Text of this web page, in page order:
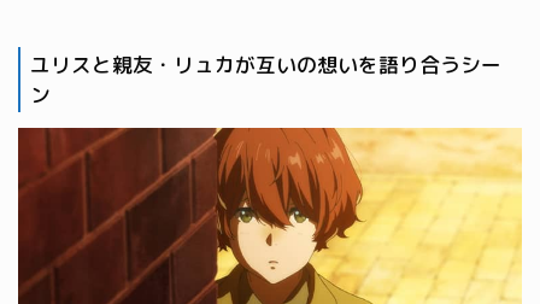
ユリスと親友・リュカが互いの想いを語り合うシー
ン